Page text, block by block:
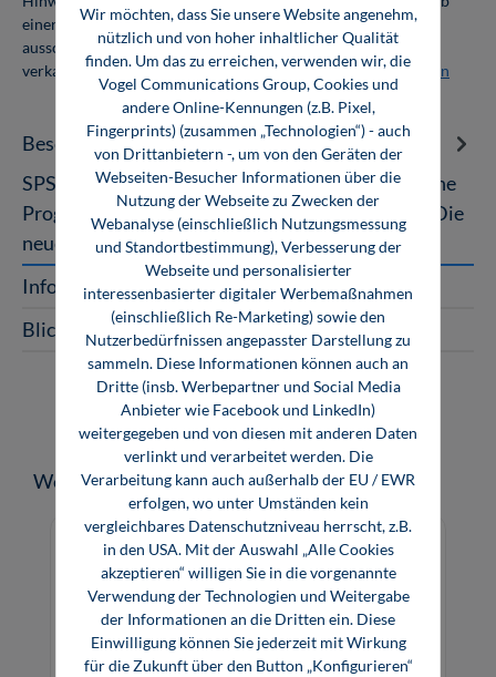
einer Abnahmemenge von 10 Exemplaren. Die Bücher dürfen
ausschließlich für den Eigenbedarf genutzt und nicht weiter
verkauft werden. Weitere Informationen unterFirmenlizenzen
Beschreibung
SPS-Beispiele mit SIMATIC S7-1200 34 praktische
Programmierbeispiele mit Technologieschemas Die
neue Kleinsteuerung SIMATIC…Mehr
InfoClick
Blick ins Buch
Produktgalerie überspringen
Weitere Medien zum Thema
Wir möchten, dass Sie unsere Website angenehm,
nützlich und von hoher inhaltlicher Qualität
finden. Um das zu erreichen, verwenden wir, die
Vogel Communications Group, Cookies und
andere Online-Kennungen (z.B. Pixel,
Fingerprints) (zusammen „Technologien“) - auch
von Drittanbietern -, um von den Geräten der
Webseiten-Besucher Informationen über die
Nutzung der Webseite zu Zwecken der
Webanalyse (einschließlich Nutzungsmessung
und Standortbestimmung), Verbesserung der
Webseite und personalisierter
interessenbasierter digitaler Werbemaßnahmen
(einschließlich Re-Marketing) sowie den
Nutzerbedürfnissen angepasster Darstellung zu
sammeln. Diese Informationen können auch an
Dritte (insb. Werbepartner und Social Media
Anbieter wie Facebook und LinkedIn)
weitergegeben und von diesen mit anderen Daten
verlinkt und verarbeitet werden. Die
Verarbeitung kann auch außerhalb der EU / EWR
erfolgen, wo unter Umständen kein
vergleichbares Datenschutzniveau herrscht, z.B.
in den USA. Mit der Auswahl „Alle Cookies
akzeptieren“ willigen Sie in die vorgenannte
Verwendung der Technologien und Weitergabe
der Informationen an die Dritten ein. Diese
Einwilligung können Sie jederzeit mit Wirkung
für die Zukunft über den Button „Konfigurieren“